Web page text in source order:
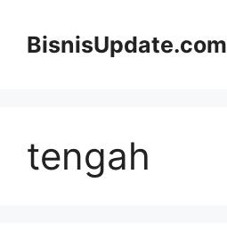
BisnisUpdate.com
tengah